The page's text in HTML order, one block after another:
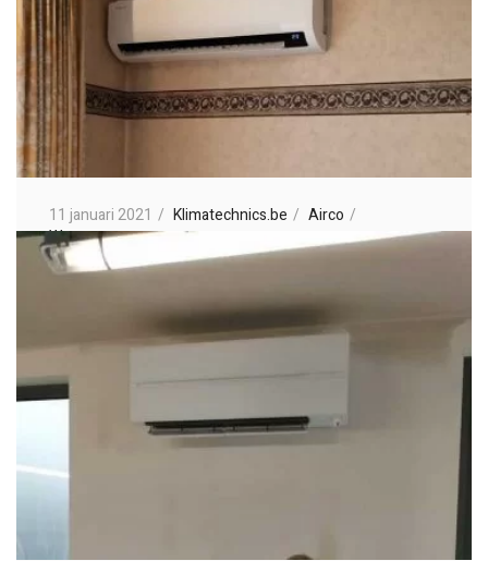
11 januari 2021 Klimatechnics.be
Airco
Warmtepompen
Realisatie Samsung multisplit
airco/warmtepomp met 2 binnenunits
wind free Elite + Comfort in de
Dwarsstraat te Lede
Hier heeft Klima-Technics…
LEES MEER